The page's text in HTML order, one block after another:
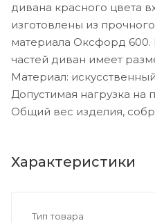
дивана красного цвета
изготовлены из
материала Оксфорд 600.
частей диван имеет
Материал:
Допустимая нагрузка на
Общий вес изделия,
Характеристики
Тип товара